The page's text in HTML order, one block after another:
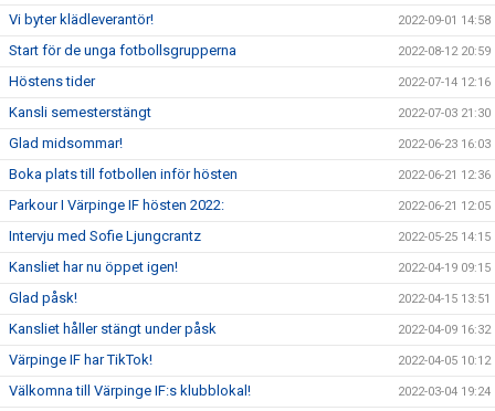
Vi byter klädleverantör! 2022-09-01 14:58
Start för de unga fotbollsgrupperna 2022-08-12 20:59
Höstens tider 2022-07-14 12:16
Kansli semesterstängt 2022-07-03 21:30
Glad midsommar! 2022-06-23 16:03
Boka plats till fotbollen inför hösten 2022-06-21 12:36
Parkour I Värpinge IF hösten 2022: 2022-06-21 12:05
Intervju med Sofie Ljungcrantz 2022-05-25 14:15
Kansliet har nu öppet igen! 2022-04-19 09:15
Glad påsk! 2022-04-15 13:51
Kansliet håller stängt under påsk 2022-04-09 16:32
Värpinge IF har TikTok! 2022-04-05 10:12
Välkomna till Värpinge IF:s klubblokal! 2022-03-04 19:24